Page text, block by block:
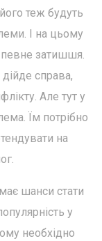
теж будуть
І на цьому
певне затишшя.
справа,
Але тут у
Їм потрібно
на
шанси стати
у
необхідно